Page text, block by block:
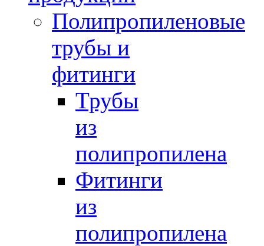
Полипропиленовые
трубы и
фитинги
Трубы
из
полипропилена
Фитинги
из
полипропилена